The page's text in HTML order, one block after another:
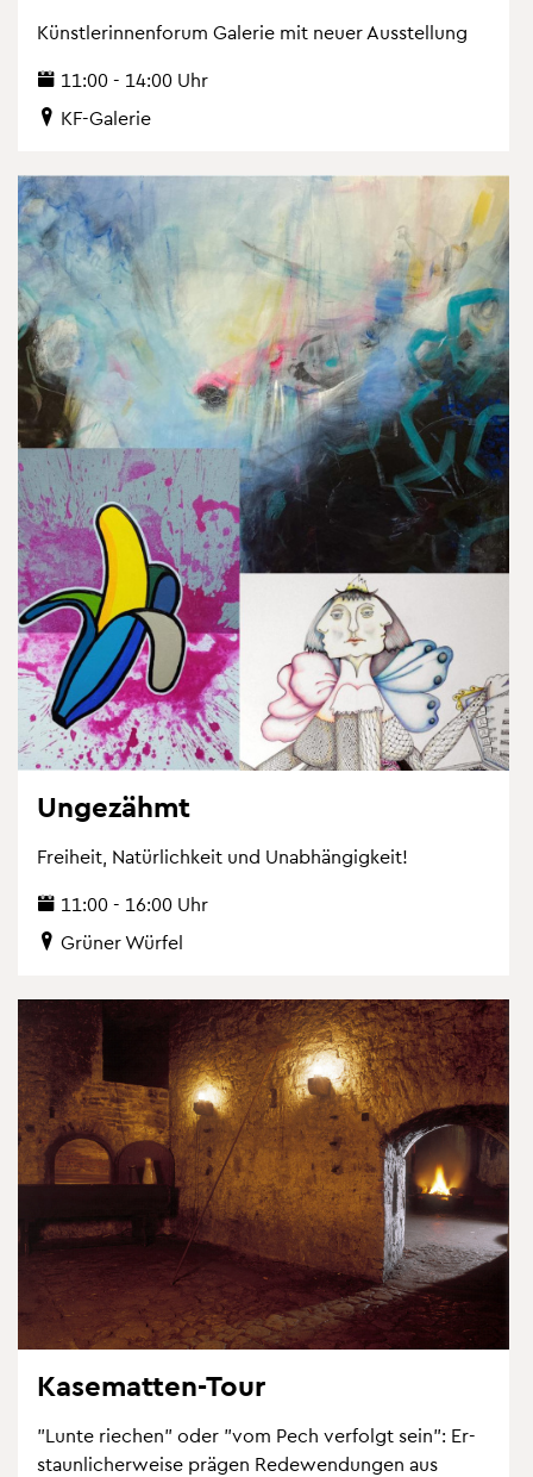
Künst­le­rin­nen­fo­rum Ga­le­rie mit neuer Aus­stel­lung
11:00 - 14:00 Uhr
KF-Ga­le­rie
Un­ge­zähmt
Frei­heit, Na­tür­lich­keit und Un­ab­hän­gig­keit!
11:00 - 16:00 Uhr
Grü­ner Wür­fel
Ka­se­mat­ten-Tour
"Lunte rie­chen" oder "vom Pech ver­folgt sein": Er­
staun­li­cher­wei­se prä­gen Re­de­wen­dun­gen aus